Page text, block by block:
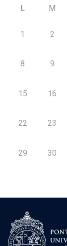
L M
1 2
8 9
15 16
22 23
29 30